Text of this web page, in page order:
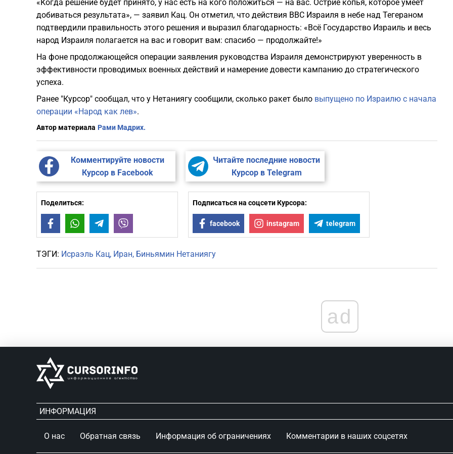
«Когда решение будет принято, у нас есть на кого положиться — на вас. Остриё копья, которое умеет
добиваться результата», — заявил Кац. Он отметил, что действия ВВС Израиля в небе над Тегераном
подтвердили правильность этого решения и выразил благодарность: «Всё Государство Израиль и весь
народ Израиля полагается на вас и говорит вам: спасибо — продолжайте!»
На фоне продолжающейся операции заявления руководства Израиля демонстрируют уверенность в
эффективности проводимых военных действий и намерение довести кампанию до стратегического
успеха.
Ранее "Курсор" сообщал, что у Нетаниягу сообщили, сколько ракет было выпущено по Израилю с начала
операции «Народ как лев».
Автор материала Рами Мадрих.
Комментируйте новости
Курсор в Facebook
Читайте последние новости
Курсор в Telegram
Поделиться:
FacebookWhatsAppTelegram
Подписаться на соцсети Курсора:
facebook instagram telegram
ТЭГИ: Исраэль Кац Иран Биньямин Нетаниягу
ad
ИНФОРМАЦИЯ
О нас Обратная связь Информация об ограничениях Комментарии в наших соцсетях